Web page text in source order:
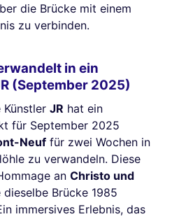
die Brücke mit einem
zu verbinden.
in ein
(September 2025)
JR hat ein
für September 2025
Neuf für zwei Wochen in
zu verwandeln. Diese
an Christo und
dieselbe Brücke 1985
immersives Erlebnis, das